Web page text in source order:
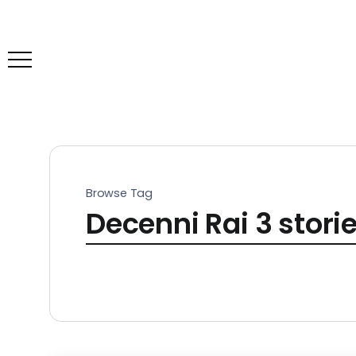
Browse Tag
Decenni Rai 3